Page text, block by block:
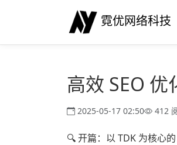
霓优网络科技
高效 SEO
2025-05-17 02:50 412
🔍 开篇：以 TDK 为核心